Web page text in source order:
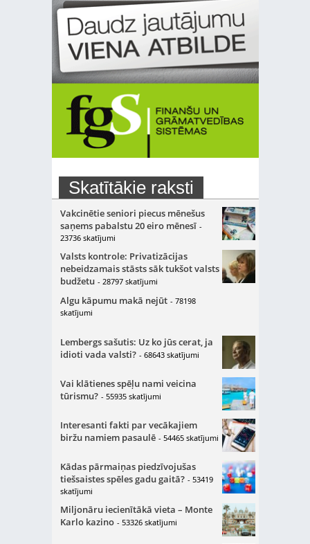
Skatītākie raksti
Vakcinētie seniori piecus mēnešus
saņems pabalstu 20 eiro mēnesī -
23736 skatījumi
Valsts kontrole: Privatizācijas
nebeidzamais stāsts sāk tukšot valsts
budžetu - 28797 skatījumi
Algu kāpumu makā nejūt - 78198
skatījumi
Lembergs sašutis: Uz ko jūs cerat, ja
idioti vada valsti? - 68643 skatījumi
Vai klātienes spēļu nami veicina
tūrismu? - 55935 skatījumi
Interesanti fakti par vecākajiem
biržu namiem pasaulē - 54465 skatījumi
Kādas pārmaiņas piedzīvojušas
tiešsaistes spēles gadu gaitā? - 53419
skatījumi
Miljonāru iecienītākā vieta – Monte
Karlo kazino - 53326 skatījumi